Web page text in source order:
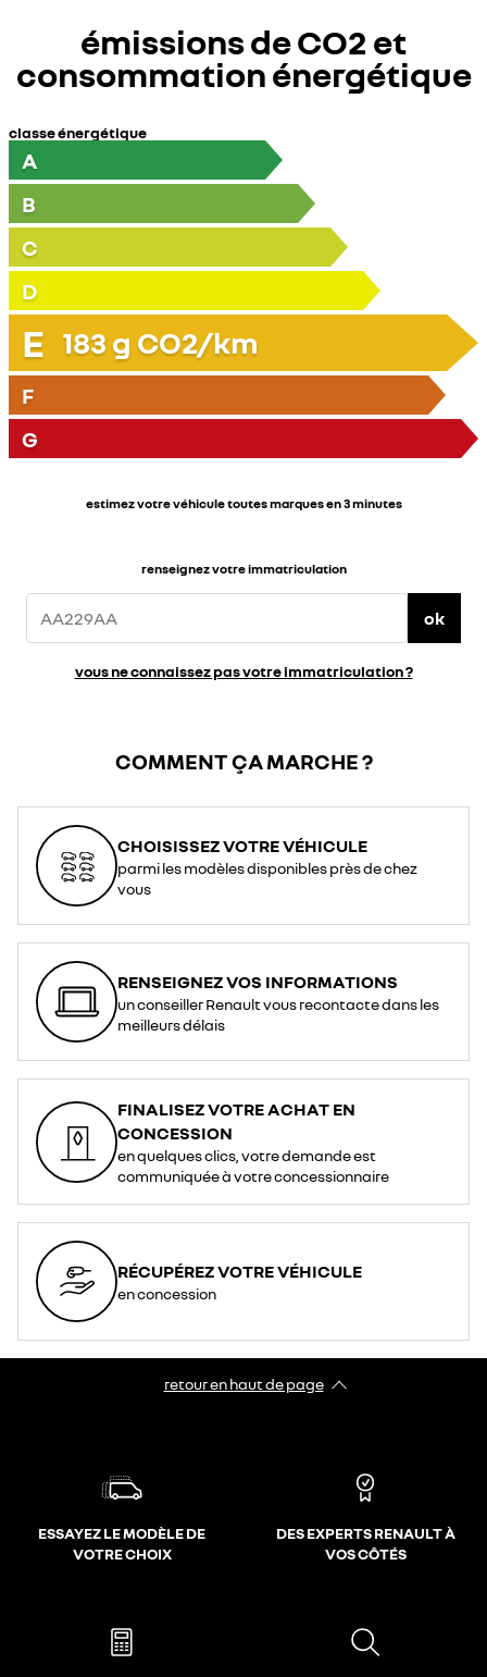
émissions de CO2 et
consommation énergétique
classe énergétique
A
B
C
D
E 183 g CO2/km
F
G
estimez votre véhicule toutes marques en 3 minutes
renseignez votre immatriculation
ok
vous ne connaissez pas votre immatriculation ?
COMMENT ÇA MARCHE ?
CHOISISSEZ VOTRE VÉHICULE
parmi les modèles disponibles près de chez
vous
RENSEIGNEZ VOS INFORMATIONS
un conseiller Renault vous recontacte dans les
meilleurs délais
FINALISEZ VOTRE ACHAT EN
CONCESSION
en quelques clics, votre demande est
communiquée à votre concessionnaire
RÉCUPÉREZ VOTRE VÉHICULE
en concession
retour en haut de page​
ESSAYEZ LE MODÈLE DE
VOTRE CHOIX
DES EXPERTS RENAULT À
VOS CÔTÉS